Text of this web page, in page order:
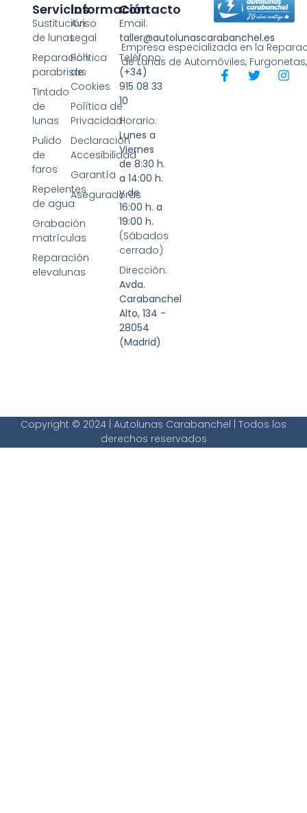
Empresa especializada en la
de Lunas de Automóviles,
Servicios
Sustitución
de lunas
Reparación
parabrisas
Tintado
de
lunas
Pulido
de
faros
Repelentes
de agua
Grabación
matrículas
Reparación
elevalunas
Información
Aviso
Legal
Política
de
Cookies
Política de
Privacidad
Declaración
Accesibilidad
Garantía
Aseguradoras
Contacto
Email:
taller@autolunascarabanchel.es
Teléfono:
(+34)
915 08 33
10
Horario:
Lunes a
Viernes
de 8:30 h.
a 14:00 h.
y de
16:00 h. a
19:00 h.
(Sábados
cerrado)
Dirección:
Avda.
Carabanchel
Alto, 134 -
28054
(Madrid)
Copyright © 2024 | Autolunas Carabanchel | Todos los
derechos reservados